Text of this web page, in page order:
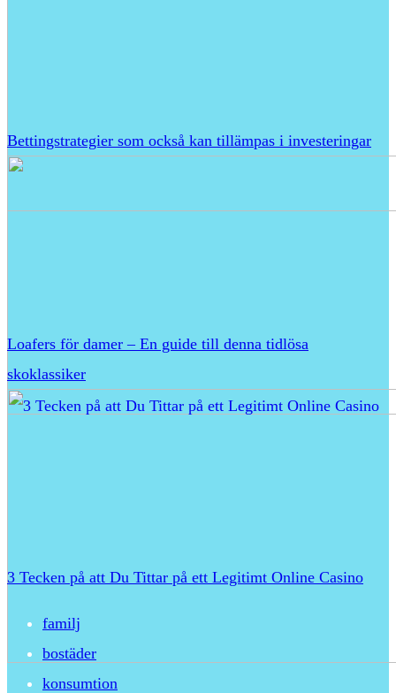
Bettingstrategier som också kan tillämpas i investeringar
Loafers för damer – En guide till denna tidlösa
skoklassiker
3 Tecken på att Du Tittar på ett Legitimt Online Casino
familj
bostäder
konsumtion